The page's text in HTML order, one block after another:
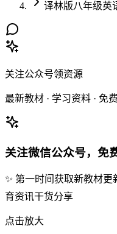
译林版八年级英
关注公众号领资源
最新教材 · 学习资料 · 免
关注微信公众号，免
✨ 第一时间获取新教材更
育资讯干货分享
点击放大